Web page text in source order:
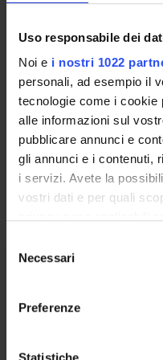
Uso responsabile dei
Noi e i nostri 1022
personali, ad esempio il
tecnologie come i cookie
alle informazioni sul
pubblicare annunci e
gli annunci e i contenuti,
i servizi. Avete la
vostri dati e per quali
modificare o revocare il
momento dalla
raccogliere
Necessari
Preferenze
Statistiche
1
Period
1 SEMESTRE
Academic staff
Not yet assigned
Lessons timetable
1
Period